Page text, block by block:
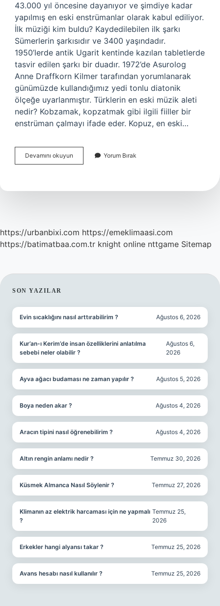
43.000 yıl öncesine dayanıyor ve şimdiye kadar
yapılmış en eski enstrümanlar olarak kabul ediliyor.
İlk müziği kim buldu? Kaydedilebilen ilk şarkı
Sümerlerin şarkısıdır ve 3400 yaşındadır.
1950’lerde antik Ugarit kentinde kazılan tabletlerde
tasvir edilen şarkı bir duadır. 1972’de Asurolog
Anne Draffkorn Kilmer tarafından yorumlanarak
günümüzde kullandığımız yedi tonlu diatonik
ölçeğe uyarlanmıştır. Türklerin en eski müzik aleti
nedir? Kobzamak, kopzatmak gibi ilgili fiiller bir
enstrüman çalmayı ifade eder. Kopuz, en eski…
Devamını okuyun Tarihteki
Ilk
Nedir
Yorum Bırak
https://urbanbixi.com https://emeklimaasi.com
https://batimatbaa.com.tr knight online nttgame Sitemap
SIDEBAR
SON YAZILAR
Evin sıcaklığını nasıl arttırabilirim ? Ağustos 6, 2026
Kur’an-ı Kerim’de insan özelliklerini anlatılma
sebebi neler olabilir ?
Ağustos 6,
2026
Ayva ağacı budaması ne zaman yapılır ? Ağustos 5, 2026
Boya neden akar ? Ağustos 4, 2026
Aracın tipini nasıl öğrenebilirim ? Ağustos 4, 2026
Altın rengin anlamı nedir ? Temmuz 30, 2026
Küsmek Almanca Nasıl Söylenir ? Temmuz 27, 2026
Klimanın az elektrik harcaması için ne yapmalı
?
Temmuz 25,
2026
Erkekler hangi alyansı takar ? Temmuz 25, 2026
Avans hesabı nasıl kullanılır ? Temmuz 25, 2026